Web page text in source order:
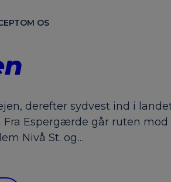
OM OS
derefter sydvest ind i
Espergærde går ruten
Nivå St. og…